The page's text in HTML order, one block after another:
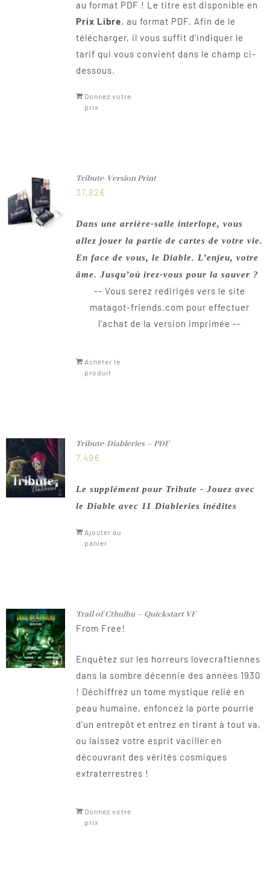
au format PDF ! Le titre est disponible en
Prix Libre, au format PDF. Afin de le
télécharger, il vous suffit d’indiquer le
tarif qui vous convient dans le champ ci-
dessous.
Donnez votre
prix
Tribute-Version Print
37,82€
Dans une arrière-salle interlope, vous
allez jouer la partie de cartes de votre vie.
En face de vous, le Diable. L’enjeu, votre
âme. Jusqu’où irez-vous pour la sauver ?
-- Vous serez redirigés vers le site
matagot-friends.com pour effectuer
l'achat de la version imprimée --
Acheter le
produit
Tribute-Diableries – PDF
7,49€
Le supplément pour Tribute - Jouez avec
le Diable avec 11 Diableries inédites
Ajouter au
panier
Trail of Cthulhu – Quickstart VF
From Free!
Enquêtez sur les horreurs lovecraftiennes
dans la sombre décennie des années 1930
! Déchiffrez un tome mystique relié en
peau humaine, enfoncez la porte pourrie
d'un entrepôt et entrez en tirant à tout va,
ou laissez votre esprit vaciller en
découvrant des vérités cosmiques
extraterrestres !
Donnez votre
prix